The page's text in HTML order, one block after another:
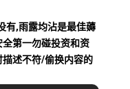
有,雨露均沾是最佳薅
第一勿碰投资和资
述不符/偷换内容的